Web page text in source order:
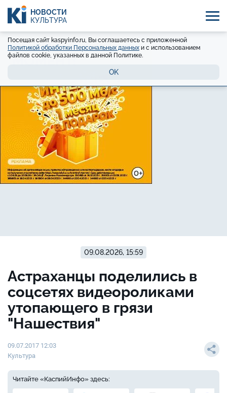
НОВОСТИ
КУЛЬТУРА
Посещая сайт kaspyinfo.ru, Вы соглашаетесь с приложенной
Политикой обработки Персональных данных и с использованием
файлов cookie, указанных в данной Политике.
OK
09.08.2026, 15:59
Астраханцы поделились в
соцсетях видеороликами
утопающего в грязи
"Нашествия"
09.07.2017 12:03
Культура
Читайте «КаспийИнфо» здесь: